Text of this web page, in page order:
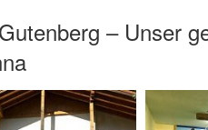
– Unser